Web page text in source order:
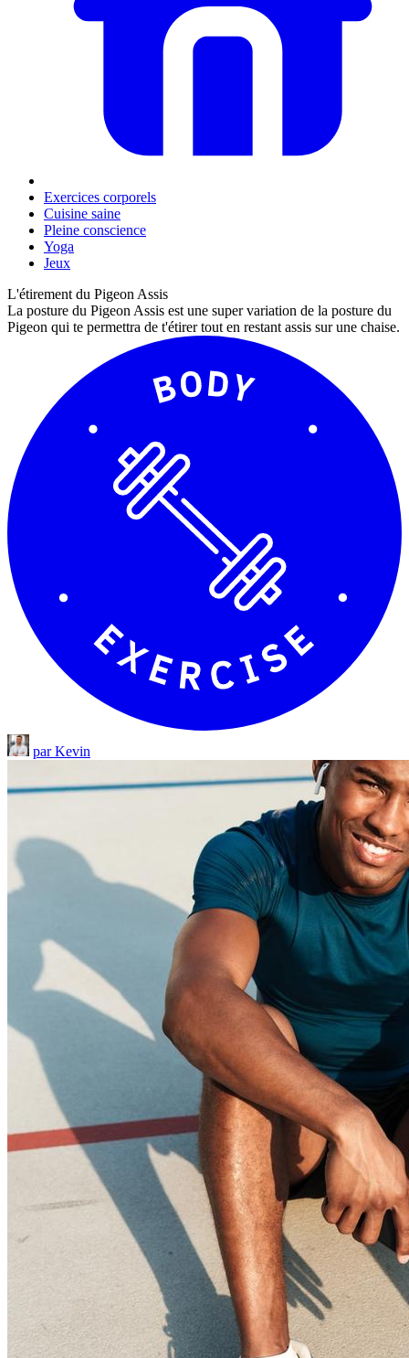
Exercices corporels
Cuisine saine
Pleine conscience
Yoga
Jeux
L'étirement du Pigeon Assis
La posture du Pigeon Assis est une super variation de la posture du
Pigeon qui te permettra de t'étirer tout en restant assis sur une chaise.
par Kevin